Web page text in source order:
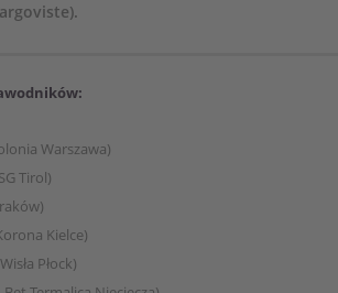
Warszawa)
Tirol)
Kielce)
Płock)